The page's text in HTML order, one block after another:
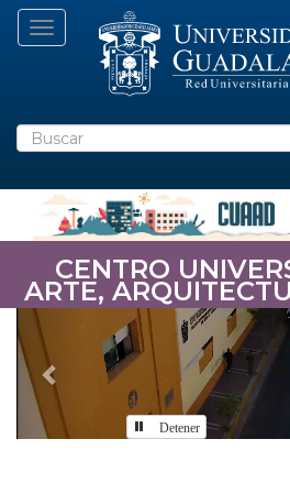
Pasar
Toggle navigation
Buscar
CENTRO
ARTE,
Previous
Detener